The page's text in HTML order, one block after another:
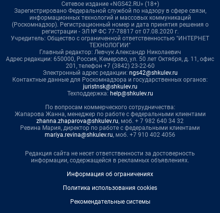
Сетевое издание «NGS42.RU» (18+)
Зарегистрировано Федеральной службой по надзору в сфере связи,
информационных технологий и массовых коммуникаций
(Роскомнадзор). Регистрационный номер и дата принятия решения о
регистрации - ЭЛ № ФС 77-78817 от 07.08.2020 г.
Учредитель: Общество с ограниченной ответственностью "ИНТЕРНЕТ
ТЕХНОЛОГИИ"
Главный редактор: Левчук Александр Николаевич
Адрес редакции: 650000, Россия, Кемерово, ул. 50 лет Октября, д. 11, офис
201, телефон +7 (3842) 23-22-60
Электронный адрес редакции: ngs42@shkulev.ru
Контактные данные для Роскомнадзора и государственных органов:
juristnsk@shkulev.ru
Техподдержка: help@shkulev.ru
По вопросам коммерческого сотрудничества:
Жапарова Жанна, менеджер по работе с федеральными клиентами
zhanna.zhaparova@shkulev.ru, моб. + 7 982 640 34 32
Ревина Мария, директор по работе с федеральными клиентами
mariya.revina@shkulev.ru, моб. +7 910 402 4056
Редакция сайта не несет ответственности за достоверность
информации, содержащейся в рекламных объявлениях.
Информация об ограничениях
Политика использования cookies
Рекомендательные системы